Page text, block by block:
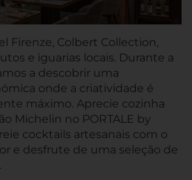
Firenze, Colbert Collection,
e iguarias locais. Durante a
a descobrir uma
onde a criatividade é
máximo. Aprecie cozinha
Michelin no PORTALE by
cocktails artesanais com o
e desfrute de uma seleção de